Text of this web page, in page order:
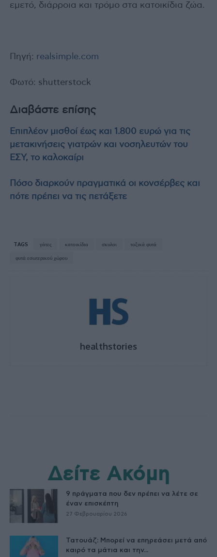
εμετό, διάρροια και τρόμο στα κατοικίδια ζώα.
Πηγή: realsimple.com
Φωτό: shutterstock
Διαβάστε επίσης
Επιπλέον μισθοί έως και 1.800 ευρώ για τις
μετακινήσεις γιατρών και νοσηλευτών του
ΕΣΥ, το καλοκαίρι
Πόσο διαρκούν πραγματικά οι κονσέρβες και
πότε πρέπει να τις πετάξετε
TAGS γάτες κατοικίδια σκυλοι
τοξικά φυτά
φυτά εσωτερικού χώρου
healthstories
Δείτε Ακόμη
9 πράγματα που δεν πρέπει να λέτε σε
έναν επισκέπτη
27 Φεβρουαρίου 2026
Τατουάζ: Μπορεί να επηρεάσει μετά από
καιρό τα μάτια και την...